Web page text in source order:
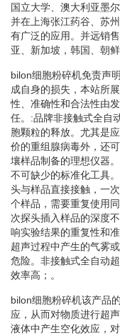
国立大学、澳大利亚墨
并在上海张江药谷、苏
有广泛的应用。并远销
亚、新加坡，韩国、朝
bilon细胞粉碎机免责声
成自身的损失，本站所
性、准确性和合法性由
任。:品牌非接触式全自
胞颗粒的释放。尤其是
价的重组腺病毒外，还
壤样品制备的理想仪器
不可缺少的标准化工具
头与样品直接接触，一
个样品，需要重复使用
次探头插入样品的深度
响实验结果的重复性和
超声过程中产生的气雾
危险。非接触式全自动
效率高；。
bilon细胞粉碎机该产品
应，从而对物质进行超
液体中产生空化效应，